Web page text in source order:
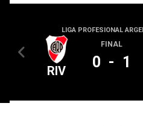
LIGA PROFESIONAL
RIV
FINAL
0 - 1